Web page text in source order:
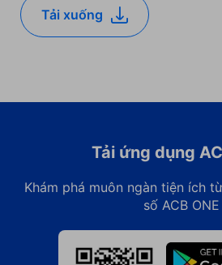
Tải xuống
Tải ứng dụng
Khám phá muôn ngàn tiện ích
số ACB ONE